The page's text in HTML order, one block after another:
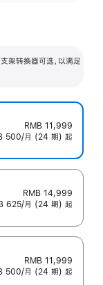
转换器可选，以满足
RMB 11,999
500/月 (24 期) 起
RMB 14,999
625/月 (24 期) 起
RMB 11,999
500/月 (24 期) 起